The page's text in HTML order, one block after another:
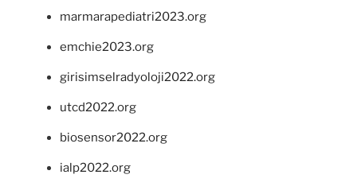
marmarapediatri2023.org
emchie2023.org
girisimselradyoloji2022.org
utcd2022.org
biosensor2022.org
ialp2022.org